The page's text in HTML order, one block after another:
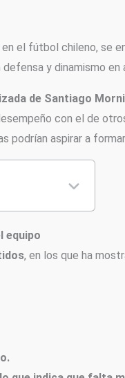
el fútbol chileno, se
y dinamismo en
de Santiago
con el de
podrían aspirar a
equipo
, en los que ha